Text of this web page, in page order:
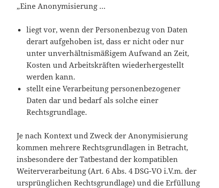
„Eine Anonymisierung …
liegt vor, wenn der Personenbezug von Daten
derart aufgehoben ist, dass er nicht oder nur
unter unverhältnismäßigem Aufwand an Zeit,
Kosten und Arbeitskräften wiederhergestellt
werden kann.
stellt eine Verarbeitung personenbezogener
Daten dar und bedarf als solche einer
Rechtsgrundlage.
Je nach Kontext und Zweck der Anonymisierung
kommen mehrere Rechtsgrundlagen in Betracht,
insbesondere der Tatbestand der kompatiblen
Weiterverarbeitung (Art. 6 Abs. 4 DSG-VO i.V.m. der
ursprünglichen Rechtsgrundlage) und die Erfüllung